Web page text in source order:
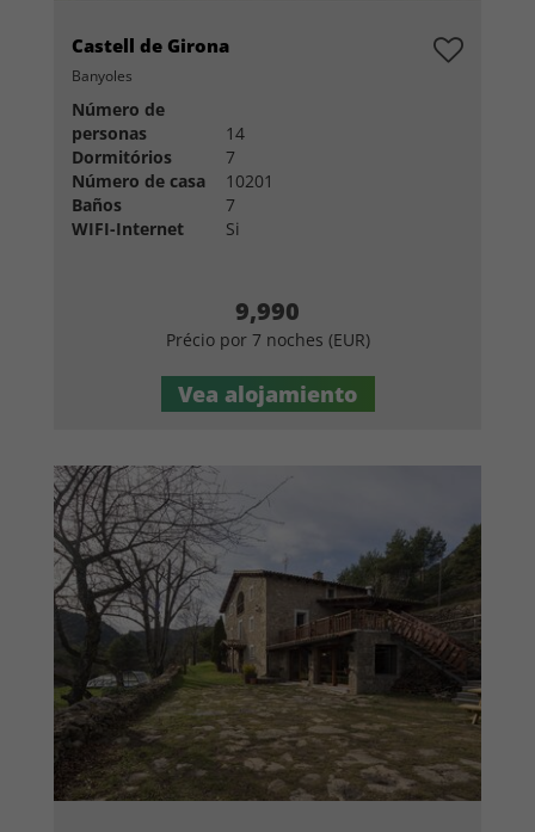
Castell de Girona
Banyoles
Número de
personas
14
Dormitórios
7
Número de casa
10201
Baños
7
WIFI-Internet
Si
9,990
Précio por 7 noches (EUR)
Vea alojamiento